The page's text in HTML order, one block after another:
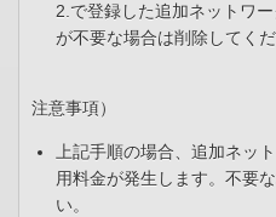
2.で登録した追加ネットワ
が不要な場合は削除してくだ
注意事項）
上記手順の場合、追加ネッ
用料金が発生します。不要
い。